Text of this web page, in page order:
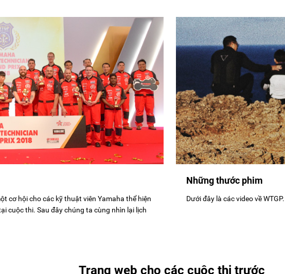
cơ hội cho các kỹ thuật viên Yamaha thể hiện
cuộc thi. Sau đây chúng ta cùng nhìn lại lịch
Những thước phim
Dưới đây là các video về WTGP.
Trang web cho các cuộc thi trước